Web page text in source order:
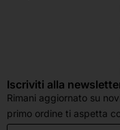
Iscriviti alla
Rimani aggiornato su
primo ordine ti aspetta